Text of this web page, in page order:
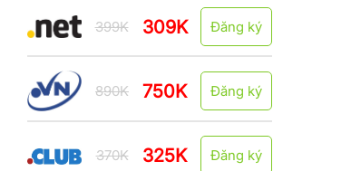
399K 309K Đăng ký
890K 750K Đăng ký
370K 325K Đăng ký